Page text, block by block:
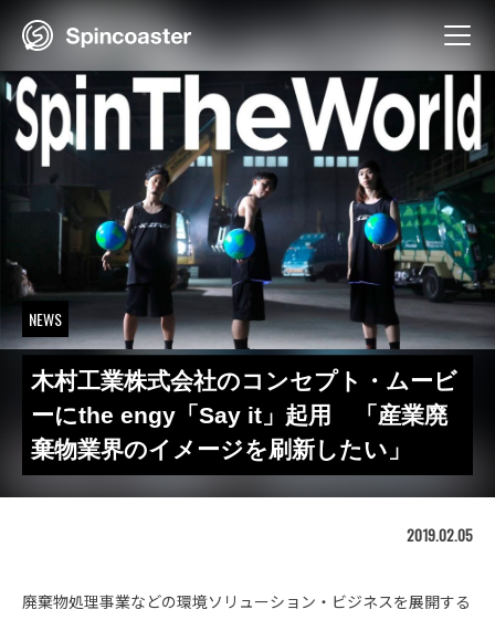
NEWS
木村工業株式会社のコンセプト・ムービ
ーにthe engy「Say it」起用 「産業廃
棄物業界のイメージを刷新したい」
2019.02.05
廃棄物処理事業などの環境ソリューション・ビジネスを展開する